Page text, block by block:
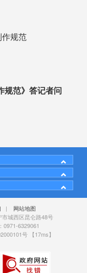
规范
规范》答记者问
| 网站地图
城西区昆仑路48号
6329061
号【17ms】